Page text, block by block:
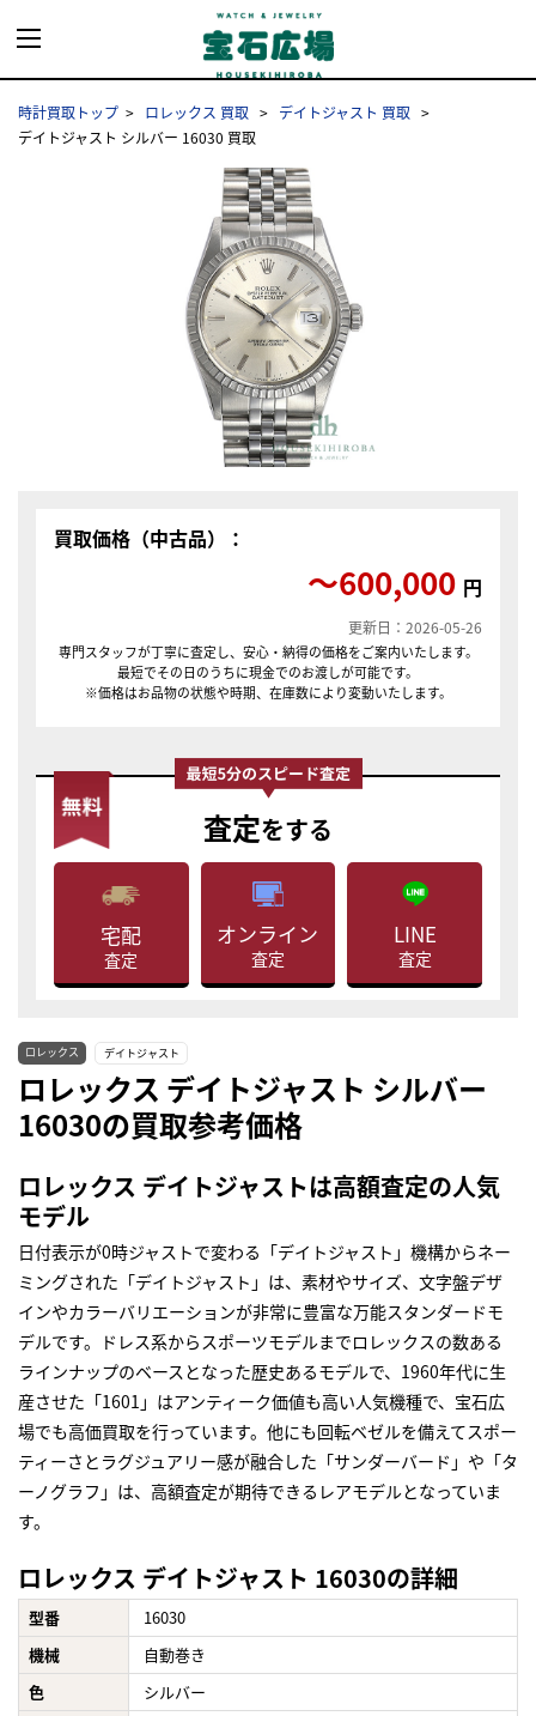
時計買取トップ ロレックス 買取
デイトジャスト 買取
デイトジャスト シルバー 16030 買取
買取価格（中古品）：
〜600,000 円
更新日：2026-05-26
専門スタッフが丁寧に査定し、安心・納得の価格をご案内いたします。
最短でその日のうちに現金でのお渡しが可能です。
※価格はお品物の状態や時期、在庫数により変動いたします。
査定をする
宅配
査定
オンライン
査定
LINE
査定
ロレックス デイトジャスト
ロレックス デイトジャスト シルバー
16030の買取参考価格
ロレックス デイトジャストは高額査定の人気
モデル
日付表示が0時ジャストで変わる「デイトジャスト」機構からネー
ミングされた「デイトジャスト」は、素材やサイズ、文字盤デザ
インやカラーバリエーションが非常に豊富な万能スタンダードモ
デルです。ドレス系からスポーツモデルまでロレックスの数ある
ラインナップのベースとなった歴史あるモデルで、1960年代に生
産させた「1601」はアンティーク価値も高い人気機種で、宝石広
場でも高価買取を行っています。他にも回転ベゼルを備えてスポー
ティーさとラグジュアリー感が融合した「サンダーバード」や「タ
ーノグラフ」は、高額査定が期待できるレアモデルとなっていま
す。
ロレックス デイトジャスト 16030の詳細
型番
16030
機械
自動巻き
色
シルバー